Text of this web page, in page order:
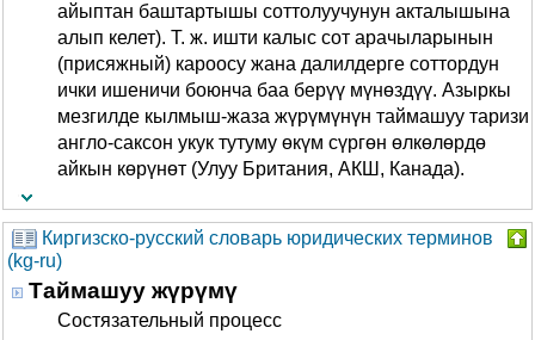
айыптан баштартышы соттолуучунун акталышына
алып келет). Т. ж. ишти калыс сот арачыларынын
(присяжный) кароосу жана далилдерге соттордун
ички ишеничи боюнча баа берүү мүнөздүү. Азыркы
мезгилде кылмыш-жаза жүрүмүнүн таймашуу таризи
англо-саксон укук тутуму өкүм сүргөн өлкөлөрдө
айкын көрүнөт (Улуу Британия, АКШ, Канада).
Киргизско-русский словарь юридических терминов
(kg-ru)
Таймашуу жүрүмү
Состязательный процесс